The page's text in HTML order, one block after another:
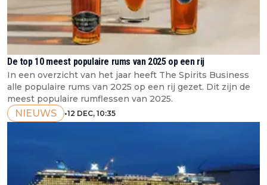
De top 10 meest populaire rums van 2025 op een rij
In een overzicht van het jaar heeft The Spirits Business
alle populaire rums van 2025 op een rij gezet. Dit zijn de
meest populaire rumflessen van 2025.
NIEUWS •12 DEC, 10:35